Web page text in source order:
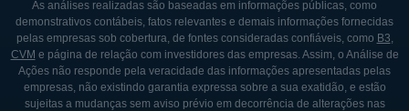
As análises realizadas são baseadas em informações públicas, como
demonstrativos contábeis, fatos relevantes e demais informações fornecidas
pelas empresas sob cobertura, de fontes consideradas confiáveis, como B3,
CVM e página de relação com investidores das empresas. Assim, o Análise de
Ações não responde pela veracidade das informações apresentadas pelas
empresas, não existindo garantia expressa sobre a sua exatidão, e estão
sujeitas a mudanças sem aviso prévio em decorrência de alterações nas